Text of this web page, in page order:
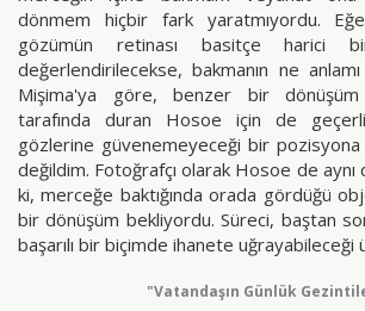
dönmem hiçbir fark yaratmıyordu.
gözümün retinası basitçe harici
değerlendirilecekse, bakmanın ne
Mişima'ya göre, benzer bir dönüşüm
tarafında duran Hosoe için de
gözlerine güvenemeyeceği bir
değildim. Fotoğrafçı olarak Hosoe de aynı
ki, merceğe baktığında orada gördüğü
bir dönüşüm bekliyordu. Süreci, baştan
başarılı bir biçimde ihanete uğrayabileceği
"Vatandaşın Günlük